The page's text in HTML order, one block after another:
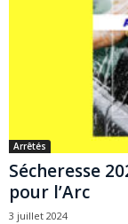
Arrêtés
Sécheresse
pour l’Arc
3 juillet 2024